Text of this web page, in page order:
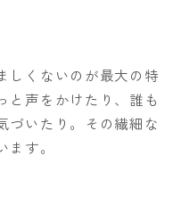
しくないのが最大の特
と声をかけたり、誰も
づいたり。その繊細な
す。